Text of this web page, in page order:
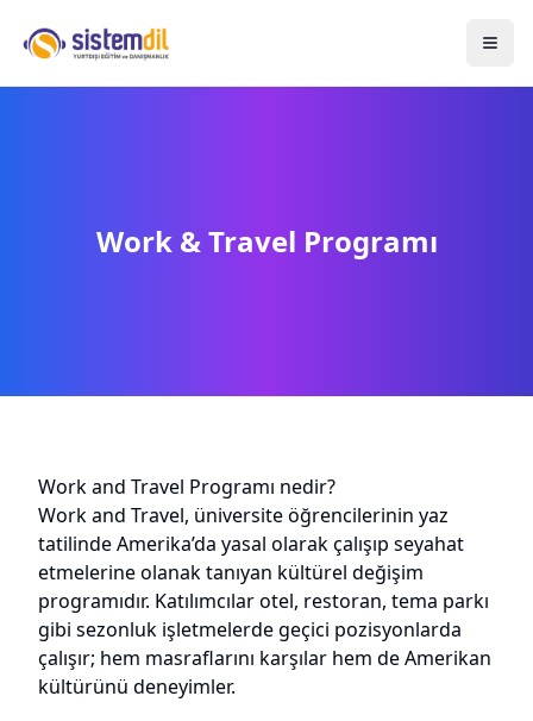
Work & Travel Programı
Work and Travel Programı nedir?
Work and Travel, üniversite öğrencilerinin yaz
tatilinde Amerika’da yasal olarak çalışıp seyahat
etmelerine olanak tanıyan kültürel değişim
programıdır. Katılımcılar otel, restoran, tema parkı
gibi sezonluk işletmelerde geçici pozisyonlarda
çalışır; hem masraflarını karşılar hem de Amerikan
kültürünü deneyimler.